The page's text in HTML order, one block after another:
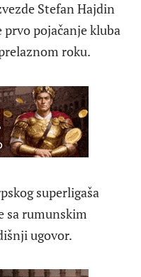
Stefan Hajdin
prvo pojačanje kluba
roku.
superligaša
sa rumunskim
ugovor.